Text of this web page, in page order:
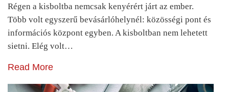
Régen a kisboltba nemcsak kenyérért járt az ember.
Több volt egyszerű bevásárlóhelynél: közösségi pont és
információs központ egyben. A kisboltban nem lehetett
sietni. Elég volt…
Read More